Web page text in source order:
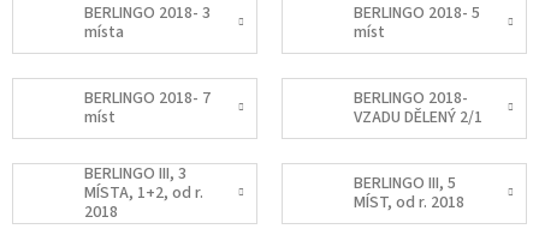
BERLINGO 2018- 3
místa
BERLINGO 2018- 5
míst
BERLINGO 2018- 7
míst
BERLINGO 2018-
VZADU DĚLENÝ 2/1
BERLINGO III, 3
MÍSTA, 1+2, od r.
2018
BERLINGO III, 5
MÍST, od r. 2018